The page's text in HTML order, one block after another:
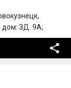
дом: ЗД. 9А;